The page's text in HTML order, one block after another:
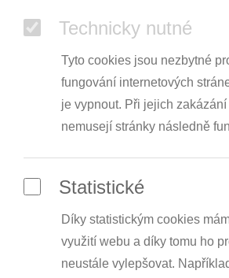
Technicky nutné
Tyto cookies jsou nezbytné
fungování internetových
je vypnout. Při jejich
nemusejí stránky následně
Statistické
Díky statistickým cookies
využití webu a díky tomu ho
neustále vylepšovat.